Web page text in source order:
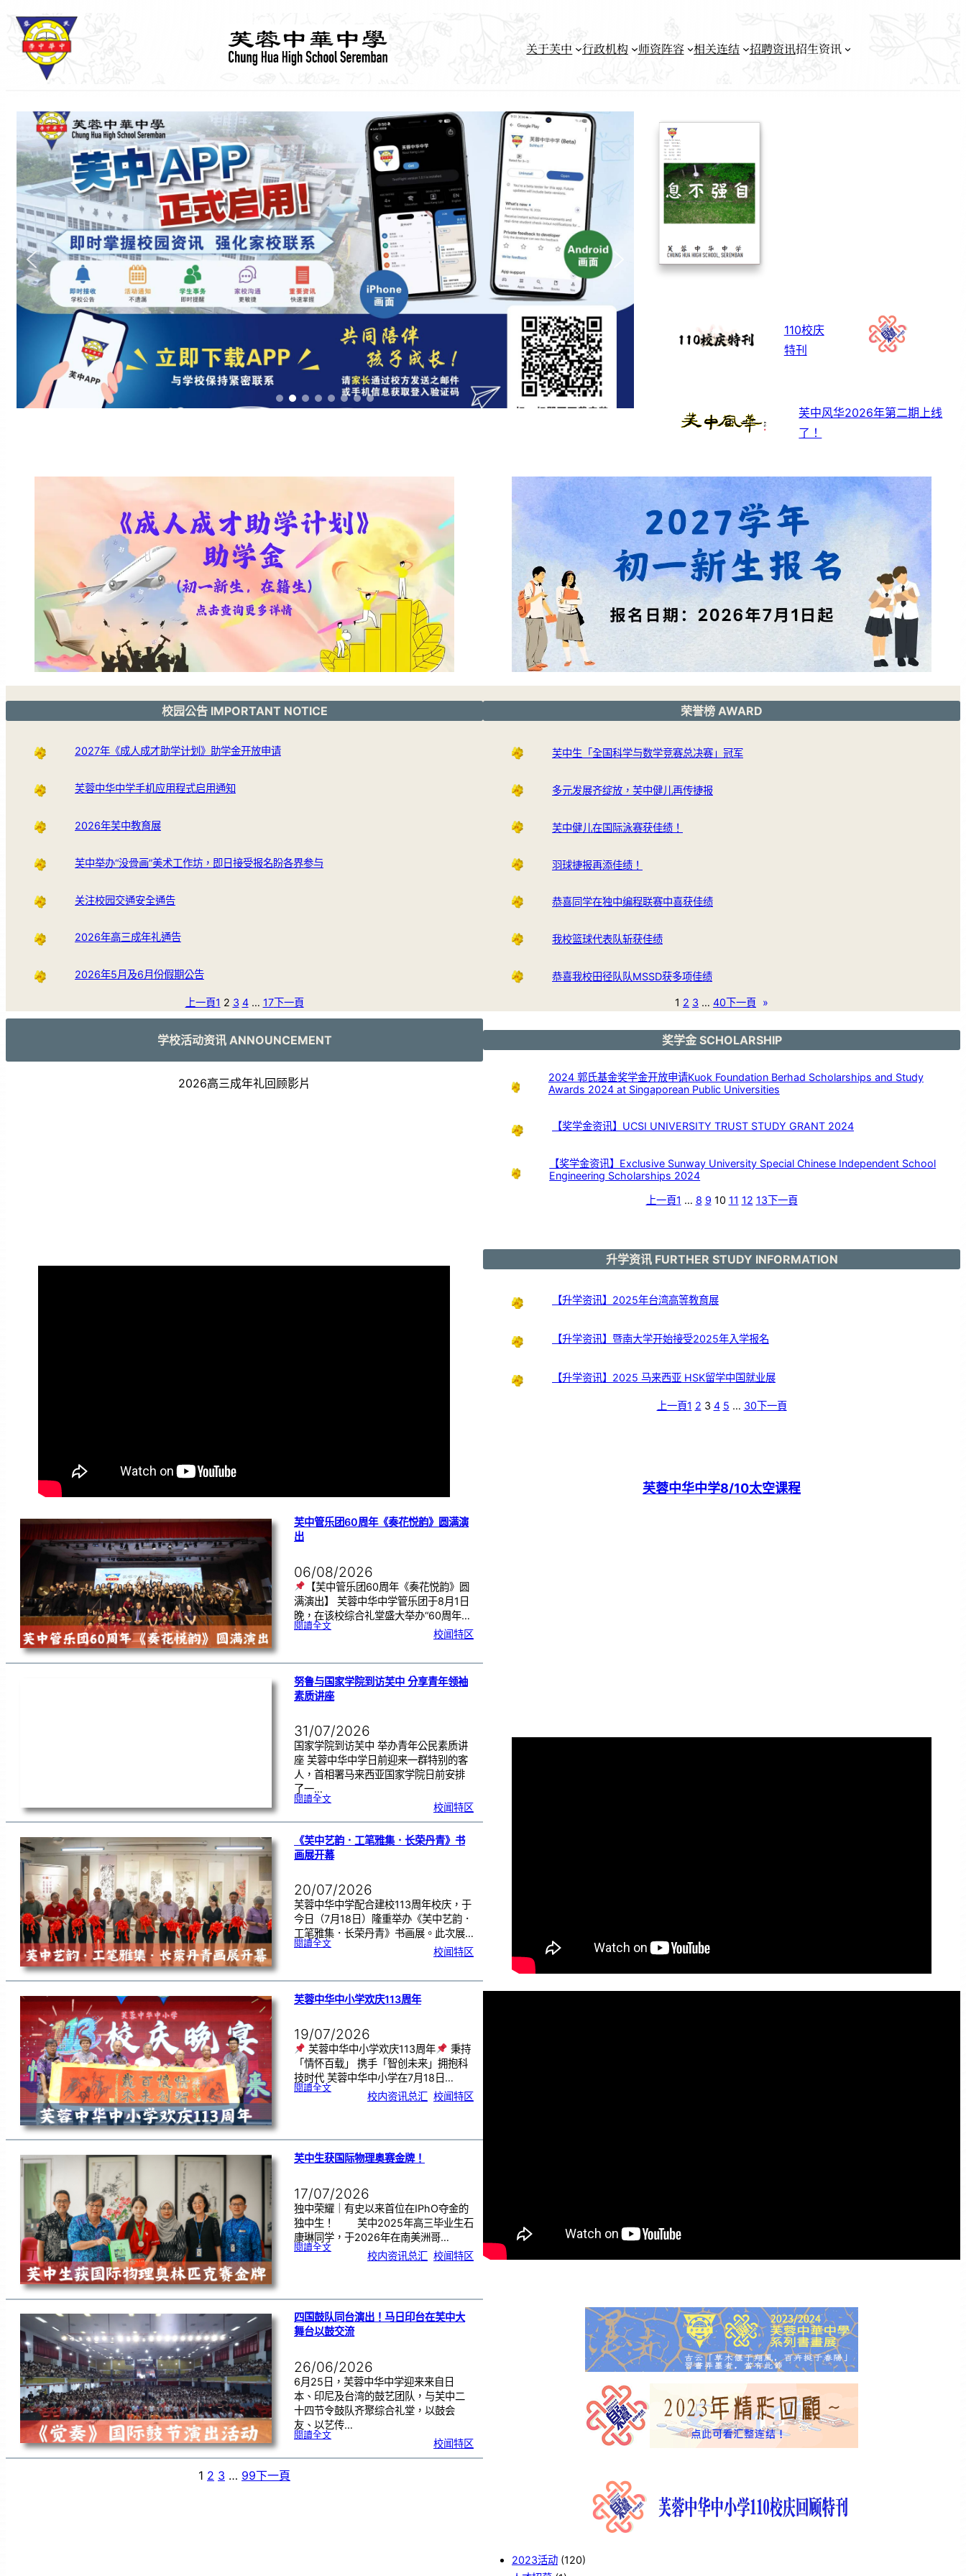
关于芙中 行政机构 师资阵容 相关连结 招聘资讯招生资讯
110校庆
特刊
芙中风华2026年第二期上线
了！
校园公告 IMPORTANT NOTICE
2027年《成人成才助学计划》助学金开放申请
芙蓉中华中学手机应用程式启用通知
2026年芙中教育展
芙中举办“没骨画”美术工作坊，即日接受报名盼各界参与
关注校园交通安全通告
2026年高三成年礼通告
2026年5月及6月份假期公告
上一頁1 2 3 4 … 17下一頁
荣誉榜 AWARD
芙中生「全国科学与数学竞赛总决赛」冠军
多元发展齐绽放，芙中健儿再传捷报
芙中健儿在国际泳赛获佳绩！
羽球捷报再添佳绩！
恭喜同学在独中编程联赛中喜获佳绩
我校篮球代表队斩获佳绩
恭喜我校田径队队MSSD获多项佳绩
1 2 3 … 40下一頁 »
学校活动资讯 ANNOUNCEMENT
2026高三成年礼回顾影片
芙中管乐团60周年《奏花悦韵》圆满演
出
06/08/2026
【芙中管乐团60周年《奏花悦韵》圆
满演出】 芙蓉中华中学管乐团于8月1日
晚，在该校综合礼堂盛大举办“60周年…
閱讀全文:芙
周
《
奏
花
悦
韵
》
校闻特区
努鲁与国家学院到访芙中 分享青年领袖
素质讲座
31/07/2026
国家学院到访芙中 举办青年公民素质讲
座 芙蓉中华中学日前迎来一群特别的客
人，首相署马来西亚国家学院日前安排
了一…
閱讀全文:努
家
院
到
访
芙
中
分
享
袖
素
质
讲
座
校闻特区
《芙中艺韵．工笔雅集．长荣丹青》书
画展开幕
20/07/2026
芙蓉中华中学配合建校113周年校庆，于
今日（7月18日）隆重举办《芙中艺韵．
工笔雅集．长荣丹青》书画展。此次展…
閱讀全文:《
工
笔
集
．
长
荣
书
画
展
开
幕
校闻特区
芙蓉中华中小学欢庆113周年
19/07/2026
芙蓉中华中小学欢庆113周年
秉持
「情怀百载」 携手「智创未来」拥抱科
技时代 芙蓉中华中小学在7月18日…
閱讀全文:芙
1
1
周
年
校内资讯总汇 校闻特区
芙中生获国际物理奥赛金牌！
17/07/2026
独中荣耀｜有史以来首位在IPhO夺金的
独中生！ 芙中2025年高三毕业生石
康琳同学，于2026年在南美洲哥…
閱讀全文:芙
赛
金
！
校内资讯总汇 校闻特区
四国鼓队同台演出！马日印台在芙中大
舞台以鼓交流
26/06/2026
6月25日，芙蓉中华中学迎来来自日
本、印尼及台湾的鼓艺团队，与芙中二
十四节令鼓队齐聚综合礼堂，以鼓会
友、以艺传…
閱讀全文:四
同
校闻特区
1 2 3 … 99下一頁
奖学金 SCHOLARSHIP
2024 郭氏基金奖学金开放申请Kuok Foundation Berhad Scholarships and Study
Awards 2024 at Singaporean Public Universities
【奖学金资讯】UCSI UNIVERSITY TRUST STUDY GRANT 2024
【奖学金资讯】Exclusive Sunway University Special Chinese Independent School
Engineering Scholarships 2024
上一頁1 … 8 9 10 11 12 13下一頁
升学资讯 FURTHER STUDY INFORMATION
【升学资讯】2025年台湾高等教育展
【升学资讯】暨南大学开始接受2025年入学报名
【升学资讯】2025 马来西亚 HSK留学中国就业展
上一頁1 2 3 4 5 … 30下一頁
芙蓉中华中学8/10太空课程
2023活动 (120)